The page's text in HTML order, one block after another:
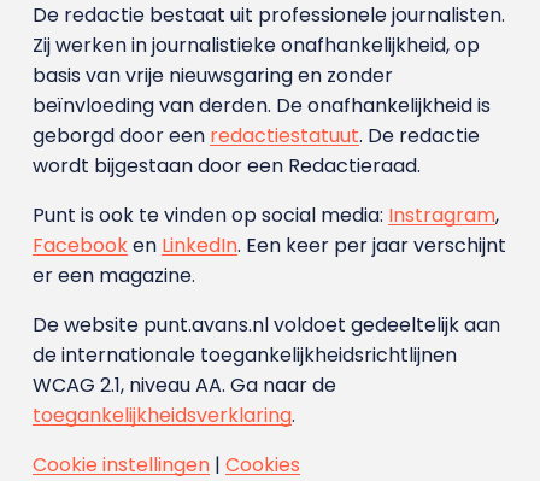
De redactie bestaat uit professionele journalisten.
Zij werken in journalistieke onafhankelijkheid, op
basis van vrije nieuwsgaring en zonder
beïnvloeding van derden. De onafhankelijkheid is
geborgd door een redactiestatuut. De redactie
wordt bijgestaan door een Redactieraad.
Punt is ook te vinden op social media: Instragram,
Facebooken LinkedIn. Een keer per jaar verschijnt
er een magazine.
De website punt.avans.nl voldoet gedeeltelijk aan
de internationale toegankelijkheidsrichtlijnen
WCAG 2.1, niveau AA. Ga naar de
toegankelijkheidsverklaring.
Cookie instellingen| Cookies